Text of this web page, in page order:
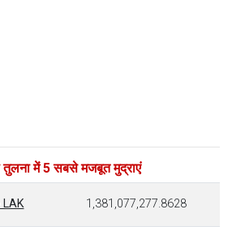
में 5 सबसे मजबूत मुद्राएं
LAK 1,381,077,277.8628